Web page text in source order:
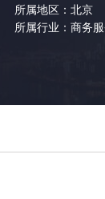
所属地区： 北京
所属行业： 商务